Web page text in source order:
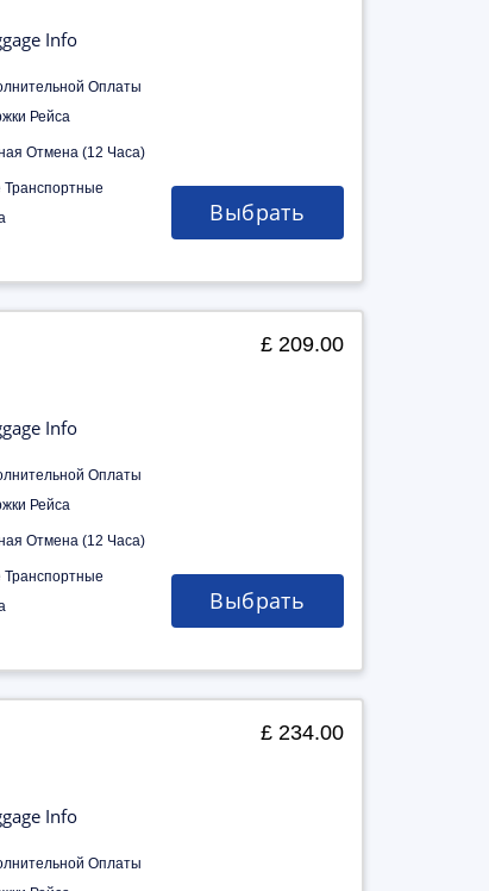
Info
Оплаты
Рейса
Отмена (12 Часа)
Выбрать
Info
Оплаты
Рейса
Отмена (12 Часа)
£ 209.00
Выбрать
Info
Оплаты
£ 234.00